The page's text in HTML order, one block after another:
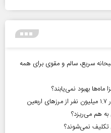
چی درست کنم؟ معرفی ۳۰ صبحانه سریع، سالم و مقوی برای همه
ماه‌ها بهبود نمی‌یابند؟
هم می‌ریزد؟
تکلیف نمی‌شوند؟